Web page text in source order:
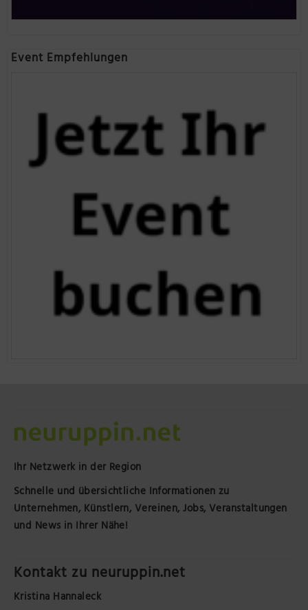
Event Empfehlungen
Ihr Netzwerk in der Region
Schnelle und übersichtliche Informationen zu
Unternehmen, Künstlern, Vereinen, Jobs, Veranstaltungen
und News in Ihrer Nähe!
Kontakt zu neuruppin.net
Kristina Hannaleck